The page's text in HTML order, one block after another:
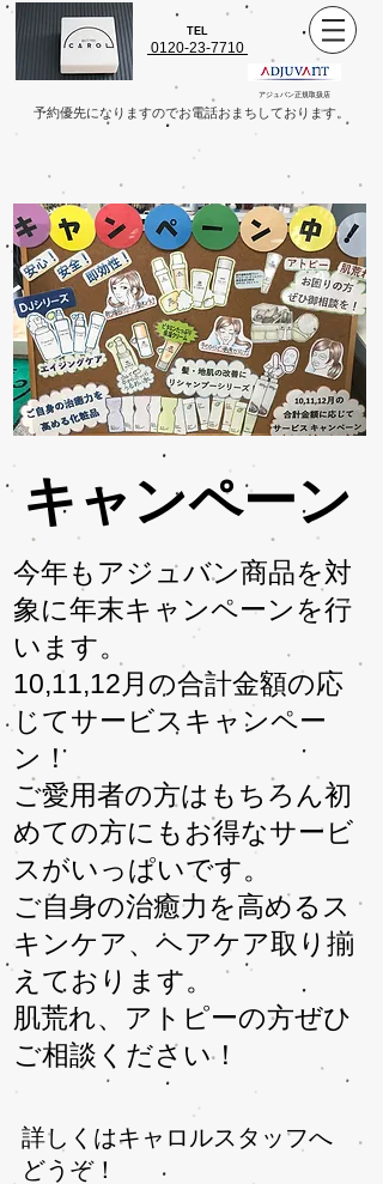
TEL
0120-23-7710
アジュバン正規取扱店
​予約優先になりますのでお電話おまちしております。
キャンペーン
今年もアジュバン商品を対
象に年末キャンペーンを行
います。
10,11,12​月の合計金額の応
じてサービスキャンペー
ン！
ご愛用者の方はもちろん初
めての方にもお得なサービ
スがいっぱいです。
ご自身の治癒力を高めるス
キンケア、ヘアケア取り揃
えております。
​肌荒れ、アトピーの方ぜひ
ご相談ください！
​詳しくはキャロルスタッフへ
どうぞ！